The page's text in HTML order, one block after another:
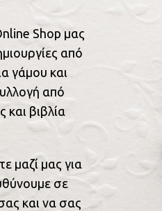
Shop μας
από
γάμου και
από
και βιβλία
μαζί μας για
σε
και να σας